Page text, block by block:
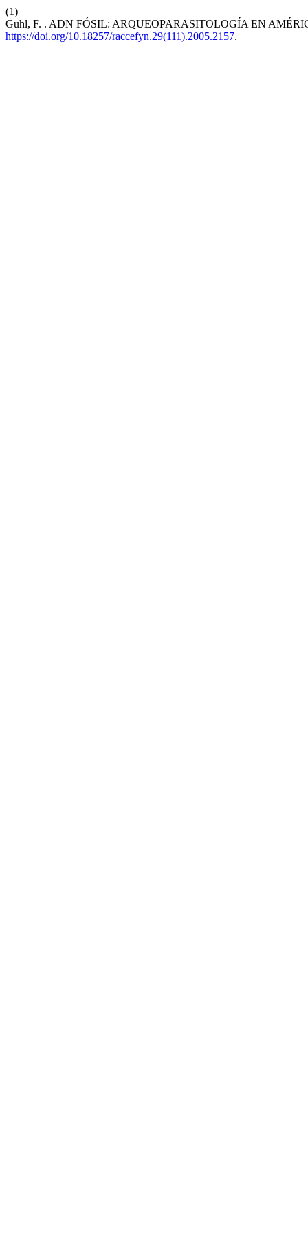
(1)
Guhl, F. . ADN FÓSIL: ARQUEOPARASITOLOGÍA EN
https://doi.org/10.18257/raccefyn.29(111).2005.2157.